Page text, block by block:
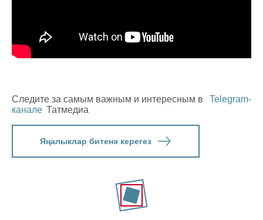
Следите за самым важным и интересным в
Telegram-
канале Татмедиа
Яңалыклар битенә керегез